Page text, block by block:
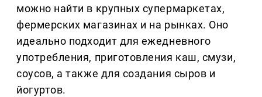
можно найти в крупных супермаркетах,
фермерских магазинах и на рынках. Оно
идеально подходит для ежедневного
употребления, приготовления каш, смузи,
соусов, а также для создания сыров и
йогуртов.